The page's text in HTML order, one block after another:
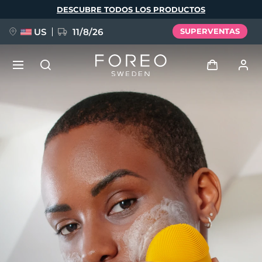
DESCUBRE TODOS LOS PRODUCTOS
US 11/8/26 SUPERVENTAS
Iniciar sesión
Perfil de usuario
Mis dispositivos
Mis pedidos
Mis direcciones
Mis suscripciones
NUEVO
FAQ™ Pure Beauty-Tech Elixir
BREAKING NEWS
issa™ Teeth Whitening Set
Idioma
English Deutsch
Español
Français
Italiano
Português
Svenska
Русский
Türkçe
简体中文 繁體中文